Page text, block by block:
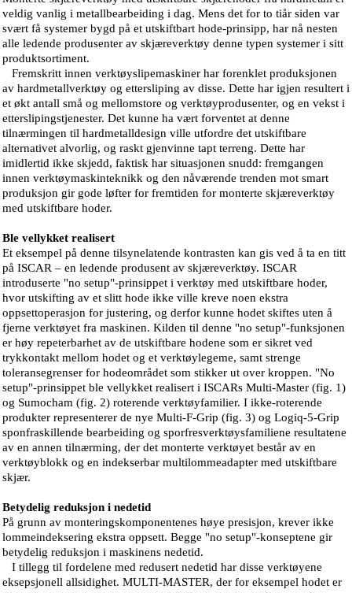
veldig vanlig i metallbearbeiding i dag. Mens det for to tiår siden var
svært få systemer bygd på et utskiftbart hode-prinsipp, har nå nesten
alle ledende produsenter av skjæreverktøy denne typen systemer i sitt
produktsortiment.
Fremskritt innen verktøyslipemaskiner har forenklet produksjonen
av hardmetallverktøy og ettersliping av disse. Dette har igjen resultert i
et økt antall små og mellomstore og verktøyprodusenter, og en vekst i
etterslipingstjenester. Det kunne ha vært forventet at denne
tilnærmingen til hardmetalldesign ville utfordre det utskiftbare
alternativet alvorlig, og raskt gjenvinne tapt terreng. Dette har
imidlertid ikke skjedd, faktisk har situasjonen snudd: fremgangen
innen verktøymaskinteknikk og den nåværende trenden mot smart
produksjon gir gode løfter for fremtiden for monterte skjæreverktøy
med utskiftbare hoder.
Ble vellykket realisert
Et eksempel på denne tilsynelatende kontrasten kan gis ved å ta en titt
på ISCAR – en ledende produsent av skjæreverktøy. ISCAR
introduserte "no setup"-prinsippet i verktøy med utskiftbare hoder,
hvor utskifting av et slitt hode ikke ville kreve noen ekstra
oppsettoperasjon for justering, og derfor kunne hodet skiftes uten å
fjerne verktøyet fra maskinen. Kilden til denne "no setup"-funksjonen
er høy repeterbarhet av de utskiftbare hodene som er sikret ved
trykkontakt mellom hodet og et verktøylegeme, samt strenge
toleransegrenser for hodeområdet som stikker ut over kroppen. "No
setup"-prinsippet ble vellykket realisert i ISCARs Multi-Master (fig. 1)
og Sumocham (fig. 2) roterende verktøyfamilier. I ikke-roterende
produkter representerer de nye Multi-F-Grip (fig. 3) og Logiq-5-Grip
sponfraskillende bearbeiding og sporfresverktøysfamiliene resultatene
av en annen tilnærming, der det monterte verktøyet består av en
verktøyblokk og en indekserbar multilommeadapter med utskiftbare
skjær.
Betydelig reduksjon i nedetid
På grunn av monteringskomponentenes høye presisjon, krever ikke
lommeindeksering ekstra oppsett. Begge "no setup"-konseptene gir
betydelig reduksjon i maskinens nedetid.
I tillegg til fordelene med redusert nedetid har disse verktøyene
eksepsjonell allsidighet. MULTI-MASTER, der for eksempel hodet er